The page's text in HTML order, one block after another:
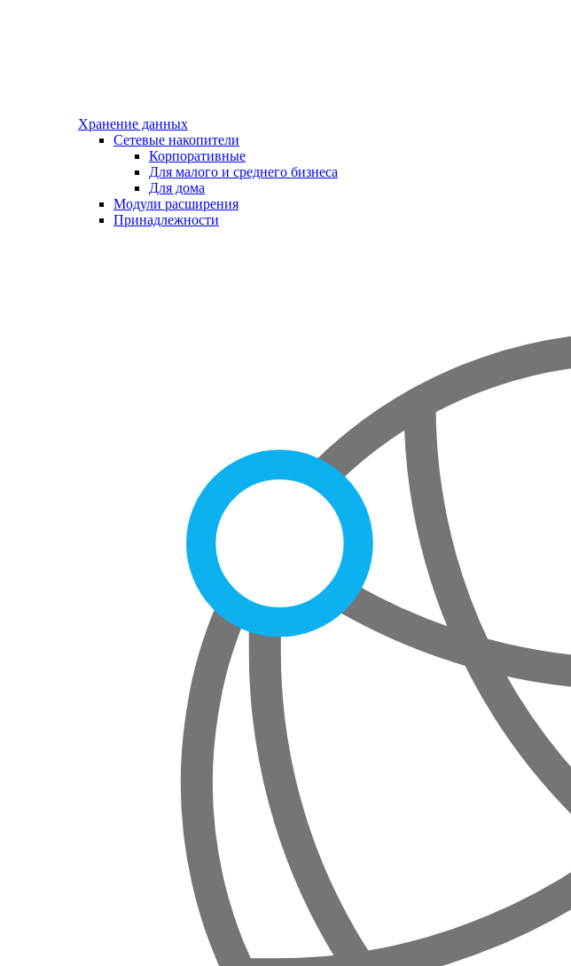
Хранение данных
Сетевые накопители
Корпоративные
Для малого и среднего бизнеса
Для дома
Модули расширения
Принадлежности